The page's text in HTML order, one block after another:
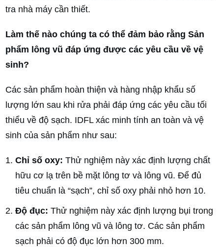
tra nhà máy cần thiết.
Làm thế nào chúng ta có thể đảm bảo rằng Sản
phẩm lông vũ đáp ứng được các yêu cầu về vệ
sinh?
Các sản phẩm hoàn thiện và hàng nhập khẩu số
lượng lớn sau khi rửa phải đáp ứng các yêu cầu tối
thiểu về độ sạch. IDFL xác minh tính an toàn và vệ
sinh của sản phẩm như sau:
Chỉ số oxy: Thử nghiệm này xác định lượng chất
hữu cơ lạ trên bề mặt lông tơ và lông vũ. Để đủ
tiêu chuẩn là “sạch”, chỉ số oxy phải nhỏ hơn 10.
Độ đục: Thử nghiệm này xác định lượng bụi trong
các sản phẩm lông vũ và lông tơ. Các sản phẩm
sạch phải có độ đục lớn hơn 300 mm.